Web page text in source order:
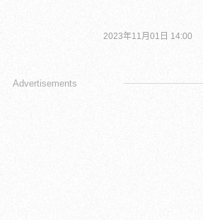
2023年11月01日 14:00
Advertisements